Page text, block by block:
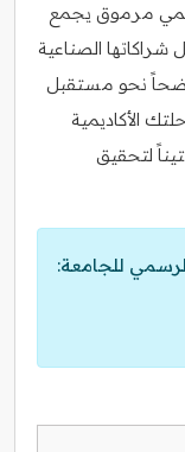
مرموق يجمع
الصناعية
نحو مستقبل
الأكاديمية
لتحقيق
للجامعة: